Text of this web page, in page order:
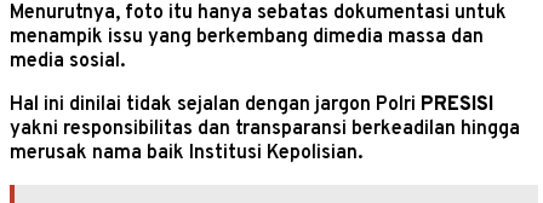
Menurutnya, foto itu hanya sebatas dokumentasi untuk
menampik issu yang berkembang dimedia massa dan
media sosial.
Hal ini dinilai tidak sejalan dengan jargon Polri PRESISI
yakni responsibilitas dan transparansi berkeadilan hingga
merusak nama baik Institusi Kepolisian.